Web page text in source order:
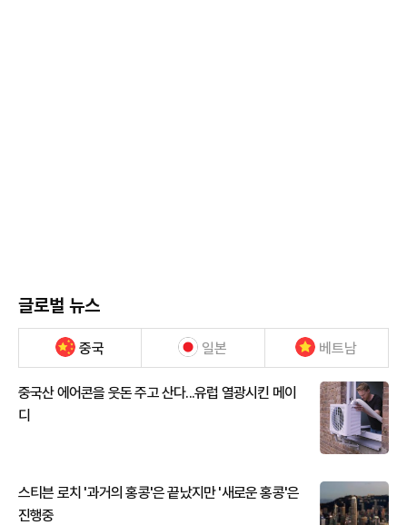
글로벌 뉴스
중국 일본 베트남
중국산 에어콘을 웃돈 주고 산다...유럽 열광시킨 메이
디
스티븐 로치 '과거의 홍콩'은 끝났지만 '새로운 홍콩'은
진행중